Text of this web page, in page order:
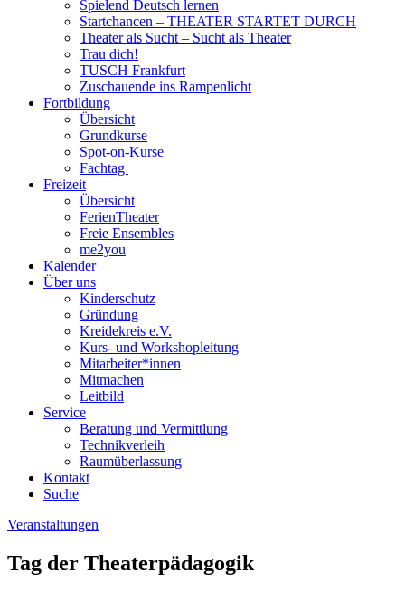
Spielend Deutsch lernen
Startchancen – THEATER STARTET DURCH
Theater als Sucht – Sucht als Theater
Trau dich!
TUSCH Frankfurt
Zuschauende ins Rampenlicht
Fortbildung
Übersicht
Grundkurse
Spot-on-Kurse
Fachtag
Freizeit
Übersicht
FerienTheater
Freie Ensembles
me2you
Kalender
Über uns
Kinderschutz
Gründung
Kreidekreis e.V.
Kurs- und Workshopleitung
Mitarbeiter*innen
Mitmachen
Leitbild
Service
Beratung und Vermittlung
Technikverleih
Raumüberlassung
Kontakt
Suche
Veranstaltungen
Tag der Theaterpädagogik